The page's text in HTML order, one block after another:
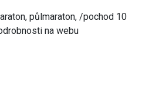
půlmaraton, /pochod 10
na webu